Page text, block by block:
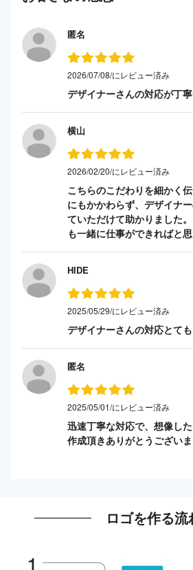
匿名
2026/07/08/にレビュー済み
デザイナーさんの対応が丁寧
横山
2026/02/20/にレビュー済み
こちらのこだわりを細かく
にもかかわらず、デザイナ
ていただけて助かりました
も一緒に仕事ができればと思
HIDE
2025/05/29/にレビュー済み
デザイナーさんの対応とても
匿名
2025/05/01/にレビュー済み
迅速丁寧な対応で、想像し
作成頂きありがとうございま
ロゴを作る流